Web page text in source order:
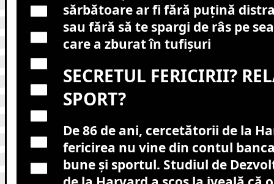
sărbătoare ar fi fără puțină
sau fără să te spargi de râs pe
care a zburat în tufișuri
SECRETUL FERICIRII?
SPORT?
De 86 de ani, cercetătorii de la
fericirea nu vine din contul
bune și sportul. Studiul de